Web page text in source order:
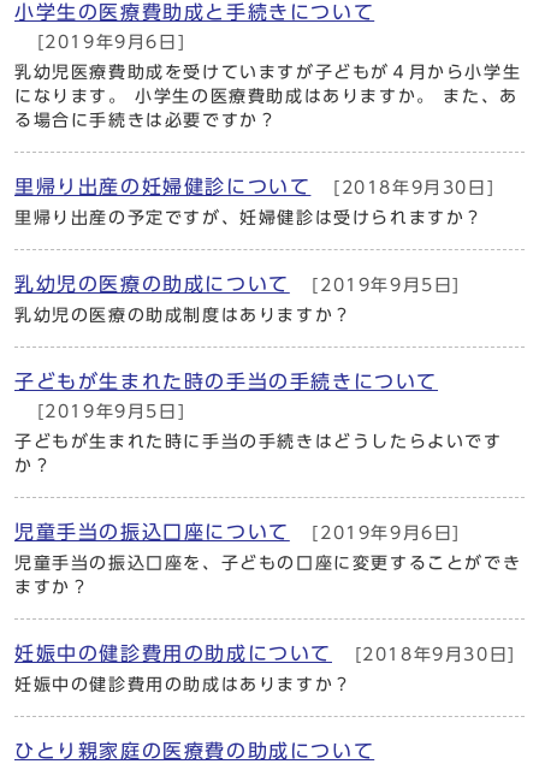
小学生の医療費助成と手続きについて
[2019年9月6日]
乳幼児医療費助成を受けていますが子どもが４月から小学生
になります。 小学生の医療費助成はありますか。 また、あ
る場合に手続きは必要ですか？
里帰り出産の妊婦健診について
[2018年9月30日]
里帰り出産の予定ですが、妊婦健診は受けられますか？
乳幼児の医療の助成について
[2019年9月5日]
乳幼児の医療の助成制度はありますか？
子どもが生まれた時の手当の手続きについて
[2019年9月5日]
子どもが生まれた時に手当の手続きはどうしたらよいです
か？
児童手当の振込口座について
[2019年9月6日]
児童手当の振込口座を、子どもの口座に変更することができ
ますか？
妊娠中の健診費用の助成について
[2018年9月30日]
妊娠中の健診費用の助成はありますか？
ひとり親家庭の医療費の助成について